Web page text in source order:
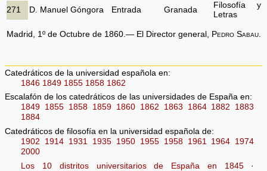
271 D. Manuel Góngora Entrada Granada
Filosofía y
Letras
Madrid, 1º de Octubre de 1860.— El Director general, Pedro Sabau.
Catedráticos de la universidad española en:
1846 1849 1855 1858 1862
Escalafón de los catedráticos de las universidades de España en:
1849 1855 1858 1859 1860 1862 1863 1864 1882
1883
1884
Catedráticos de filosofía en la universidad española de:
1902
1914 1931 1935 1950 1955 1958 1961 1964 1974
2000
Los 10 distritos universitarios de España en 1845·